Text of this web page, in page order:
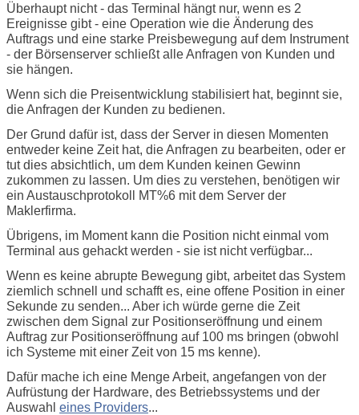
Überhaupt nicht - das Terminal hängt nur, wenn es 2
Ereignisse gibt - eine Operation wie die Änderung des
Auftrags und eine starke Preisbewegung auf dem Instrument
- der Börsenserver schließt alle Anfragen von Kunden und
sie hängen.
Wenn sich die Preisentwicklung stabilisiert hat, beginnt sie,
die Anfragen der Kunden zu bedienen.
Der Grund dafür ist, dass der Server in diesen Momenten
entweder keine Zeit hat, die Anfragen zu bearbeiten, oder er
tut dies absichtlich, um dem Kunden keinen Gewinn
zukommen zu lassen. Um dies zu verstehen, benötigen wir
ein Austauschprotokoll MT%6 mit dem Server der
Maklerfirma.
Übrigens, im Moment kann die Position nicht einmal vom
Terminal aus gehackt werden - sie ist nicht verfügbar...
Wenn es keine abrupte Bewegung gibt, arbeitet das System
ziemlich schnell und schafft es, eine offene Position in einer
Sekunde zu senden... Aber ich würde gerne die Zeit
zwischen dem Signal zur Positionseröffnung und einem
Auftrag zur Positionseröffnung auf 100 ms bringen (obwohl
ich Systeme mit einer Zeit von 15 ms kenne).
Dafür mache ich eine Menge Arbeit, angefangen von der
Aufrüstung der Hardware, des Betriebssystems und der
Auswahl eines Providers...